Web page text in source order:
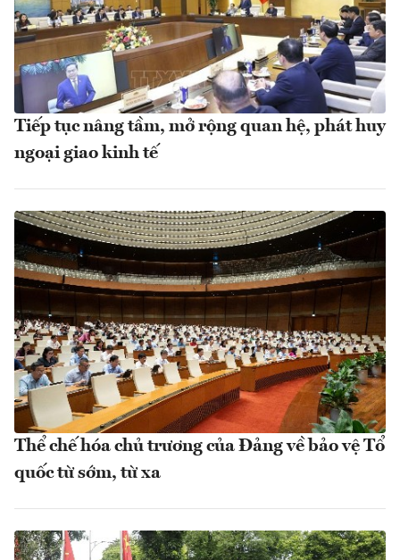
Tiếp tục nâng tầm, mở rộng quan hệ, phát huy
ngoại giao kinh tế
Thể chế hóa chủ trương của Đảng về bảo vệ Tổ
quốc từ sớm, từ xa